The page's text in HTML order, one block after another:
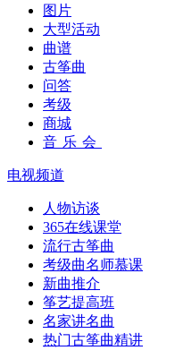
图片
大型活动
曲谱
古筝曲
问答
考级
商城
音乐会
电视频道
人物访谈
365在线课堂
流行古筝曲
考级曲名师慕课
新曲推介
筝艺提高班
名家讲名曲
热门古筝曲精讲